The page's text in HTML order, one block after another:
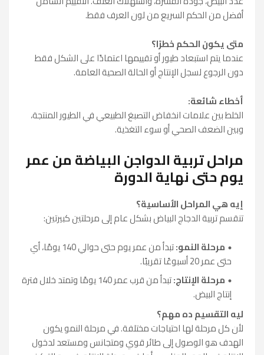
أفضل من الحكم السريع من لون العرف فقط.
متى يكون الحكم خطرًا؟
عندما يتم استبعاد طيور أو تقييمها اعتمادًا على الشكل فقط
دون الرجوع لسجل الإنتاج أو الحالة الصحية العامة.
أخطاء شائعة:
الخلط بين علامات انخفاض التصبغ الطبيعي في الطيور المنتجة،
وبين الضعف الصحي أو سوء التغذية.
مراحل تربية الدواجن البياضة من عمر
يوم حتى نهاية الدورة
إيه هي المراحل الأساسية؟
تنقسم تربية الدجاج البياض بشكل عام إلى مرحلتين كبيرتين:
مرحلة النمو:
تبدأ من عمر يوم حتى حوالي 140 يومًا، أي
حتى عمر 20 أسبوعًا تقريبًا.
مرحلة الإنتاج:
تبدأ من قرب عمر 140 يومًا وتمتد خلال فترة
إنتاج البيض.
ليه التقسيم ده مهم؟
لأن كل مرحلة لها احتياجات مختلفة. في مرحلة النمو يكون
الهدف هو الوصول إلى طائر قوي ومتجانس ومستعد لدخول